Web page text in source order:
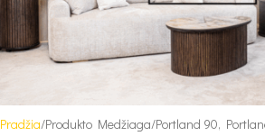
Pradžia Produkto Medžiaga Portland 90,